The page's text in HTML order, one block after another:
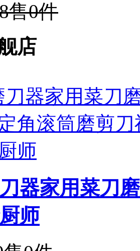
售0件
店
器家用菜刀
师